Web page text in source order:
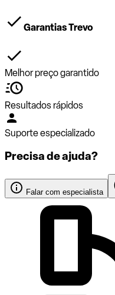
Garantias Trevo
Melhor preço garantido
Resultados rápidos
Suporte especializado
Precisa de ajuda?
Falar com especialista